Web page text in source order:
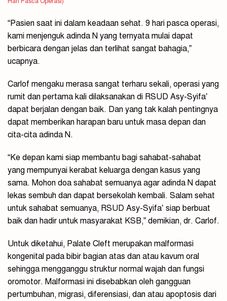
“Pasien saat ini dalam keadaan sehat. 9 hari pasca operasi,
kami menjenguk adinda N yang ternyata mulai dapat
berbicara dengan jelas dan terlihat sangat bahagia,”
ucapnya.
Carlof mengaku merasa sangat terharu sekali, operasi yang
rumit dan pertama kali dilaksanakan di RSUD Asy-Syifa’
dapat berjalan dengan baik. Dan yang tak kalah pentingnya
dapat memberikan harapan baru untuk masa depan dan
cita-cita adinda N.
“Ke depan kami siap membantu bagi sahabat-sahabat
yang mempunyai kerabat keluarga dengan kasus yang
sama. Mohon doa sahabat semuanya agar adinda N dapat
lekas sembuh dan dapat bersekolah kembali. Salam sehat
untuk sahabat semuanya, RSUD Asy-Syifa’ siap berbuat
baik dan hadir untuk masyarakat KSB,” demikian, dr. Carlof.
Untuk diketahui, Palate Cleft merupakan malformasi
kongenital pada bibir bagian atas dan atau kavum oral
sehingga mengganggu struktur normal wajah dan fungsi
oromotor. Malformasi ini disebabkan oleh gangguan
pertumbuhan, migrasi, diferensiasi, dan atau apoptosis dari